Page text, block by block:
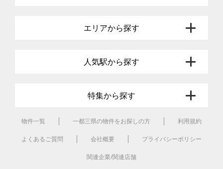
エリアから探す
人気駅から探す
特集から探す
物件一覧 一都三県の物件をお探しの方 利用規約
よくあるご質問 会社概要 プライバシーポリシー
関連企業/関連店舗